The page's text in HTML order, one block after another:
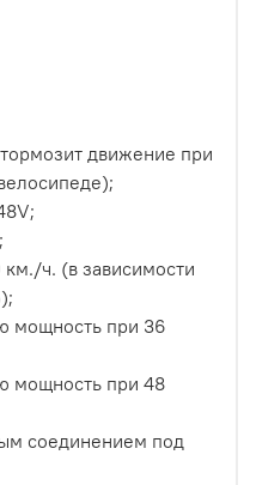
движение при
ч. (в зависимости
мощность при 36
мощность при 48
соединением под